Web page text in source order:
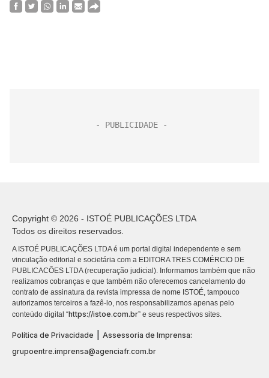
Copyright © 2026 - ISTOÉ PUBLICAÇÕES LTDA
Todos os direitos reservados.
A ISTOÉ PUBLICAÇÕES LTDA é um portal digital independente e sem
vinculação editorial e societária com a EDITORA TRES COMÉRCIO DE
PUBLICACÕES LTDA (recuperação judicial). Informamos também que não
realizamos cobranças e que também não oferecemos cancelamento do
contrato de assinatura da revista impressa de nome ISTOÉ, tampouco
autorizamos terceiros a fazê-lo, nos responsabilizamos apenas pelo
conteúdo digital “https://istoe.com.br” e seus respectivos sites.
Política de Privacidade
Assessoria de Imprensa:
grupoentre.imprensa@agenciafr.com.br